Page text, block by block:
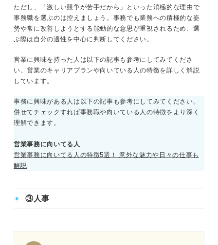
ただし、「激しい競争が苦手だから」といった消極的な理由で
事務職を選ぶのは控えましょう。事務でも業務への積極的な姿
勢や常に改善しようとする能動的な意思が重視されるため、選
ぶ際は自分の適性を中心に判断してください。
営業に興味を持った人は以下の記事も参考にしてみてくださ
い。営業のキャリアプランや向いている人の特徴を詳しく解説
しています。
事務に興味がある人は以下の記事も参考にしてみてください。
併せてチェックすれば事務職や向いている人の特徴をより深く
理解できます。
営業事務に向いてる人
営業事務に向いてる人の特徴5選！ 意外な魅力や日々の仕事も
解説
③人事